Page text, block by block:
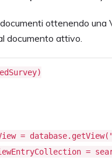
ottenendo
documento attivo.
=
=